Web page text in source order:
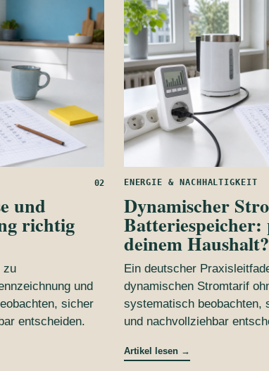
02
und
richtig
zu
und
sicher
entscheiden.
ENERGIE & NACHHALTIGKEIT
Dynamischer
Batteriespeicher:
deinem Haushalt?
Ein deutscher
dynamischen Stromtarif
systematisch beobachten,
und nachvollziehbar
Artikel lesen →